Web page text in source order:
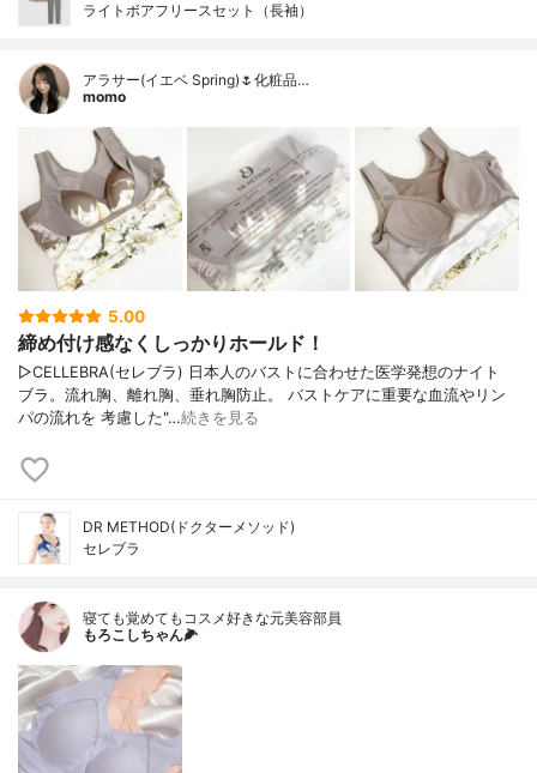
ライトボアフリースセット（長袖）
アラサー(イエベ Spring)🌷化粧品…
momo
5.00
締め付け感なくしっかりホールド！
▷CELLEBRA(セレブラ) 日本人のバストに合わせた医学発想のナイト
ブラ。流れ胸、離れ胸、垂れ胸防止。 バストケアに重要な血流やリン
パの流れを 考慮した"…続きを見る
DR METHOD(ドクターメソッド)
セレブラ
寝ても覚めてもコスメ好きな元美容部員
もろこしちゃん🌽